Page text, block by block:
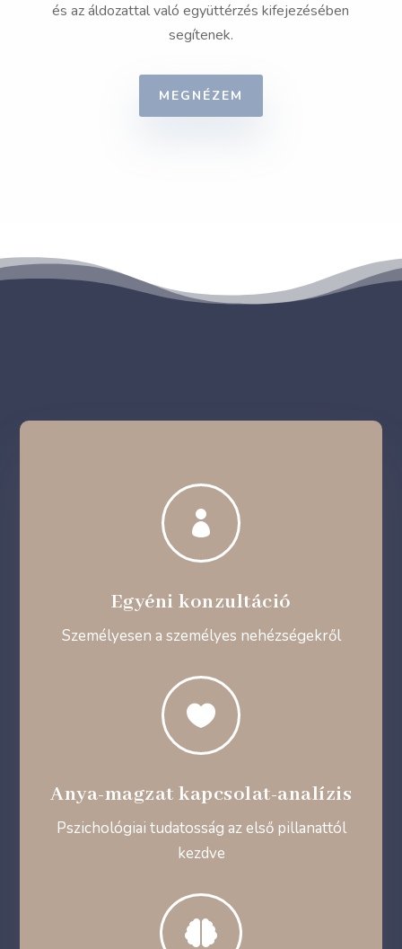
és az áldozattal való együttérzés kifejezésében
segítenek.
MEGNÉZEM

Egyéni konzultáció
Személyesen a személyes nehézségekről

Anya-magzat kapcsolat-analízis
Pszichológiai tudatosság az első pillanattól
kezdve
